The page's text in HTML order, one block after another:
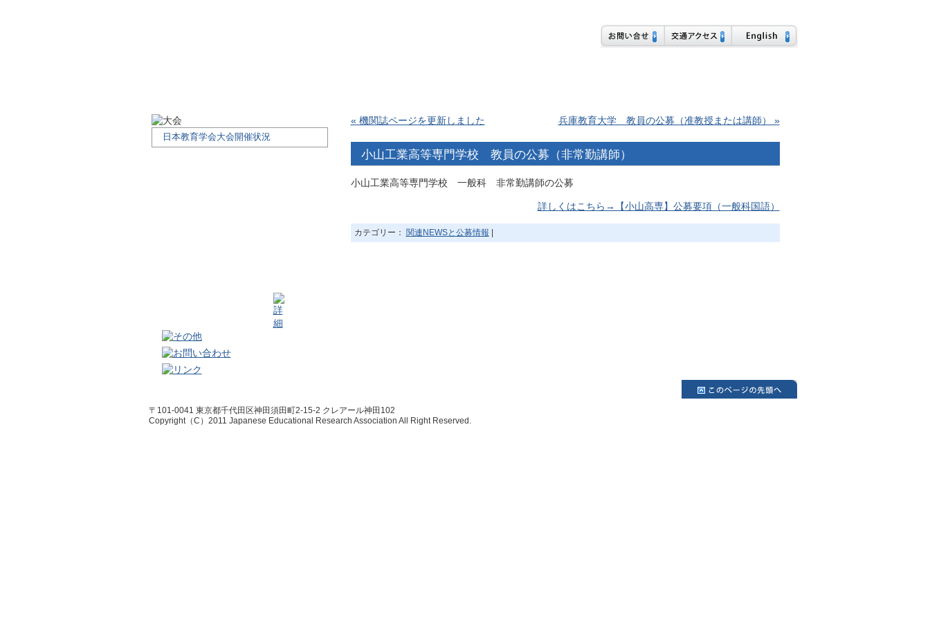
日本教育学会大会開催状況
« 機関誌ページを更新しました 兵庫教育大学 教員の公募（准教授または講師） »
小山工業高等専門学校 教員の公募（非常勤講師）
小山工業高等専門学校 一般科 非常勤講師の公募
詳しくはこちら→【小山高専】公募要項（一般科国語）
カテゴリー： 関連NEWSと公募情報
〒101-0041 東京都千代田区神田須田町2-15-2 クレアール神田102
Copyright（C）2011 Japanese Educational Research Association All Right Reserved.